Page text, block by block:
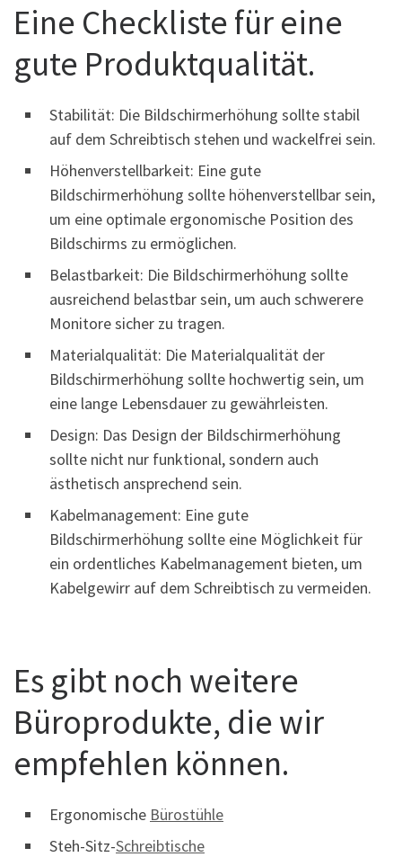
Eine Checkliste für eine
gute Produktqualität.
Stabilität: Die Bildschirmerhöhung sollte stabil
auf dem Schreibtisch stehen und wackelfrei sein.
Höhenverstellbarkeit: Eine gute
Bildschirmerhöhung sollte höhenverstellbar sein,
um eine optimale ergonomische Position des
Bildschirms zu ermöglichen.
Belastbarkeit: Die Bildschirmerhöhung sollte
ausreichend belastbar sein, um auch schwerere
Monitore sicher zu tragen.
Materialqualität: Die Materialqualität der
Bildschirmerhöhung sollte hochwertig sein, um
eine lange Lebensdauer zu gewährleisten.
Design: Das Design der Bildschirmerhöhung
sollte nicht nur funktional, sondern auch
ästhetisch ansprechend sein.
Kabelmanagement: Eine gute
Bildschirmerhöhung sollte eine Möglichkeit für
ein ordentliches Kabelmanagement bieten, um
Kabelgewirr auf dem Schreibtisch zu vermeiden.
Es gibt noch weitere
Büroprodukte, die wir
empfehlen können.
Ergonomische Bürostühle
Steh-Sitz-Schreibtische